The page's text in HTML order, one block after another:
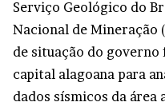
Serviço Geológico do
Nacional de Mineração
de situação do governo
capital alagoana para
dados sísmicos da área